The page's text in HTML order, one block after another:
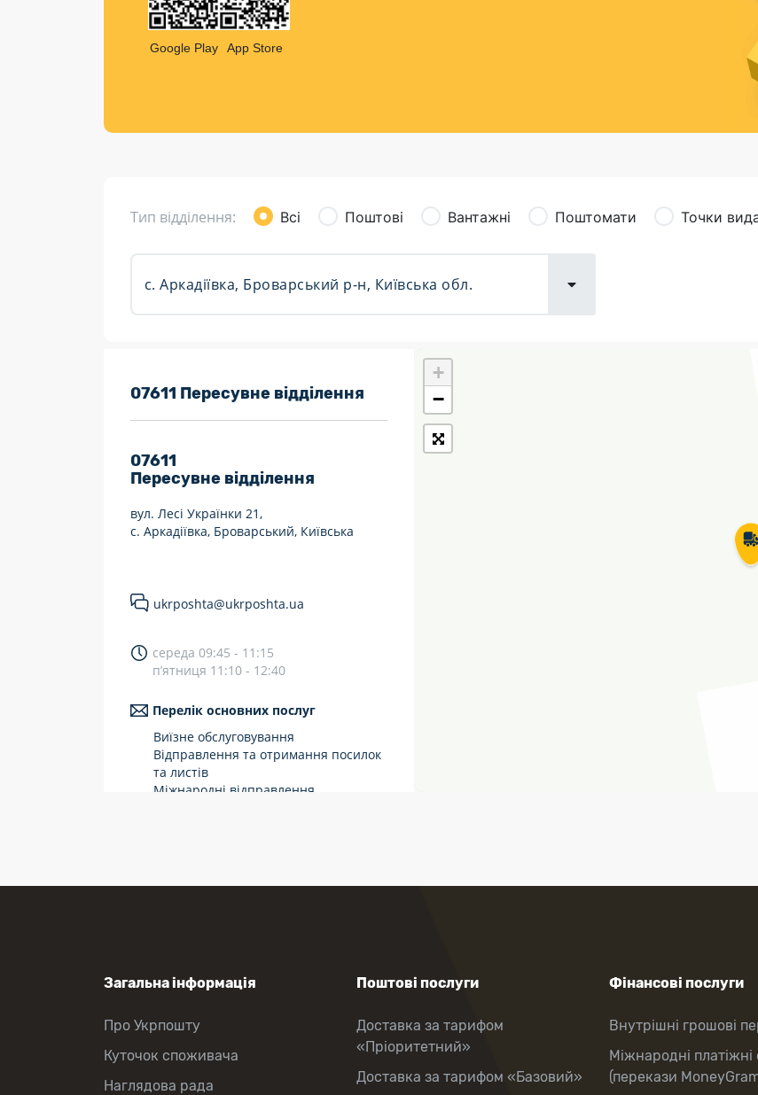
Листи та листівки
Кур’єрська доставка
Google Play App Store
Тип відділення: Всі Поштові Вантажні Поштомати Точки
7 днів на тиждень
Працюють після 19:00
Працюють у вихідні
07611 Пересувне відділення
07611
Пересувне відділення
вул. Лесі Українки 21,
с. Аркадіївка, Броварський, Київська
ukrposhta@ukrposhta.ua
середа 09:45 - 11:15
п’ятниця 11:10 - 12:40
Перелік основних послуг
Виїзне обслуговування
Відправлення та отримання посилок
та листів
Міжнародні відправлення
+
−
Загальна інформація
Про Укрпошту
Куточок споживача
Наглядова рада
Поштові послуги
Доставка за тарифом
«Пріоритетний»
Доставка за тарифом «Базовий»
Фінансові послуги
Внутрішні грошові
Міжнародні
(перекази